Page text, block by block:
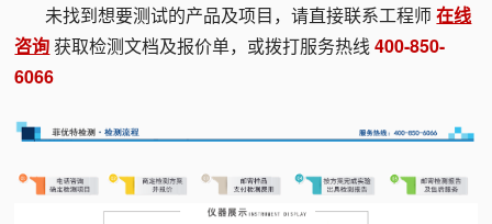
未找到想要测试的产品及项目，请直接联系工程师在线
咨询获取检测文档及报价单，或拨打服务热线 400-850-
6066